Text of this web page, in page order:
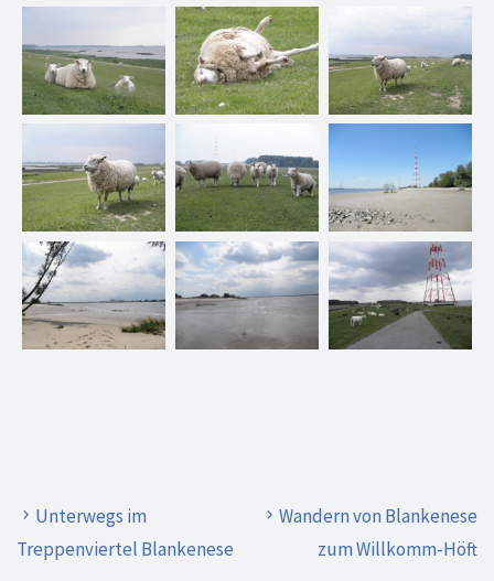
Unterwegs im
Treppenviertel Blankenese
Wandern von Blankenese
zum Willkomm-Höft